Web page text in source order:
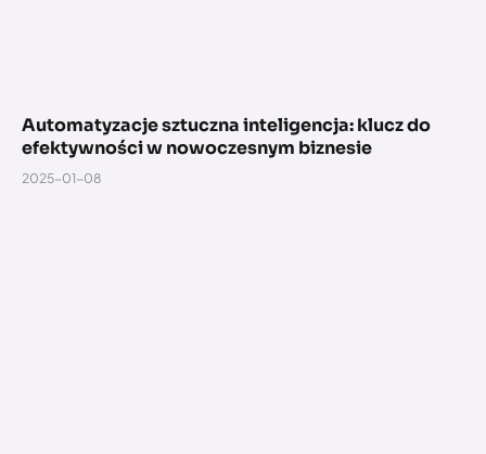
Automatyzacje sztuczna inteligencja: klucz do
efektywności w nowoczesnym biznesie
2025-01-08